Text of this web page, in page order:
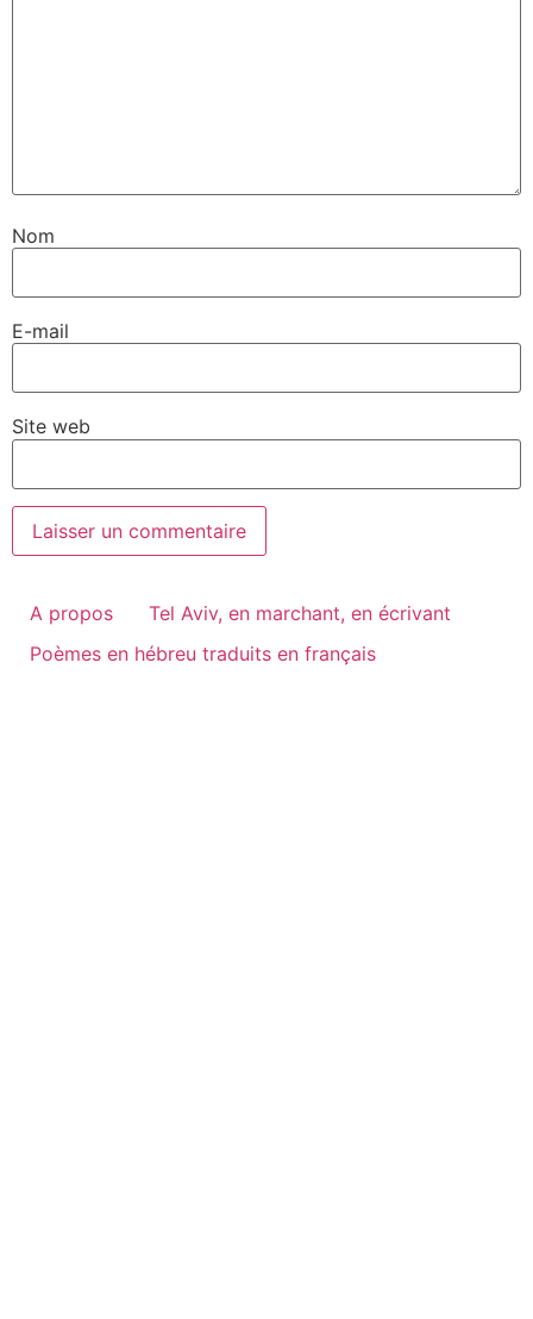
Nom
E-mail
Site web
A propos
Tel Aviv, en marchant, en écrivant
Poèmes en hébreu traduits en français